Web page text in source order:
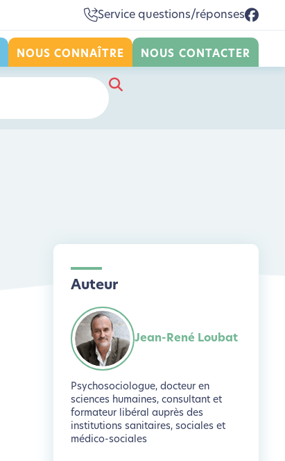
Service questions/réponses
NOUS CONNAÎTRE NOUS CONTACTER
Auteur
Jean-René Loubat
Psychosociologue, docteur en
sciences humaines, consultant et
formateur libéral auprès des
institutions sanitaires, sociales et
médico-sociales